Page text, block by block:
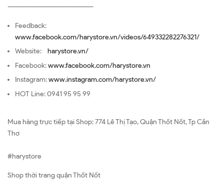
—————————————————
Feedback:
www.facebook.com/harystore.vn/videos/649332282276321/
Website: harystore.vn/
Facebook:www.facebook.com/harystore.vn
Instagram:www.instagram.com/harystore.vn/
HOT Line: 0941 95 95 99
Mua hàng trực tiếp tại Shop: 774 Lê Thị Tạo, Quận Thốt Nốt, Tp Cần
Thơ
#harystore
Shop thời trang quận Thốt Nốt